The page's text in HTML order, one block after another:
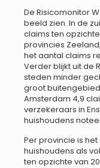
De Risicomonitor
beeld zien. In de
claims ten
provincies
het aantal claims
Verder blijkt uit de
steden minder
groot
Amsterdam 4,9
verzekeraars in
huishoudens
Per provincie is
huishoudens als
ten opzichte van